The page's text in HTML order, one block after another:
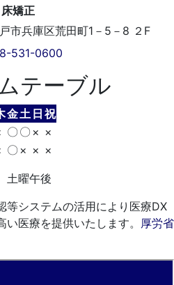
市兵庫区荒田町1－5－8 ２F
531-0600
テーブル
金土 日 祝
〇 〇 × ×
〇 × × ×
土曜午後
等システムの活用により医療DX
医療を提供いたします。 厚労省